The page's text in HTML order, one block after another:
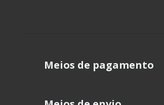
Meios de pagamento